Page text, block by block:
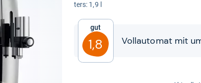
ters: 1,9 l
Gut
1,8 Voll­au­to­mat mit